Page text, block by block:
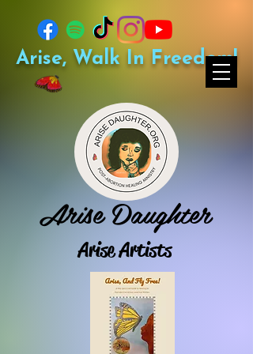
Arise Daughter
Arise Artists
Arise, Walk In Freedom!